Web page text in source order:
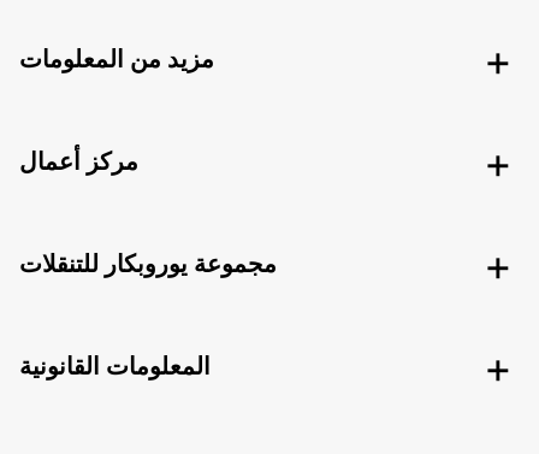
مزيد من المعلومات
مركز أعمال
مجموعة يوروبكار للتنقلات
المعلومات القانونية